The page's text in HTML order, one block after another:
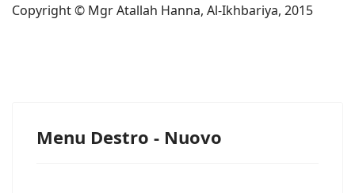
Copyright © Mgr Atallah Hanna, Al-Ikhbariya, 2015
Menu Destro - Nuovo